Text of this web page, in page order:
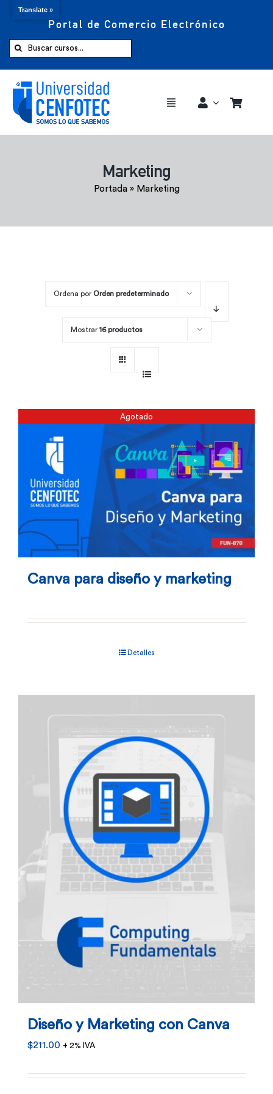
Portal de Comercio Electrónico
Buscar:
Toggle
Comprar ahora
Marketing
Portada» Marketing
Ordena por Orden predeterminado
Mostrar 16 productos
Agotado
Canva para diseño y marketing
Detalles
Diseño y Marketing con Canva
$211.00 + 2% IVA
Translate »